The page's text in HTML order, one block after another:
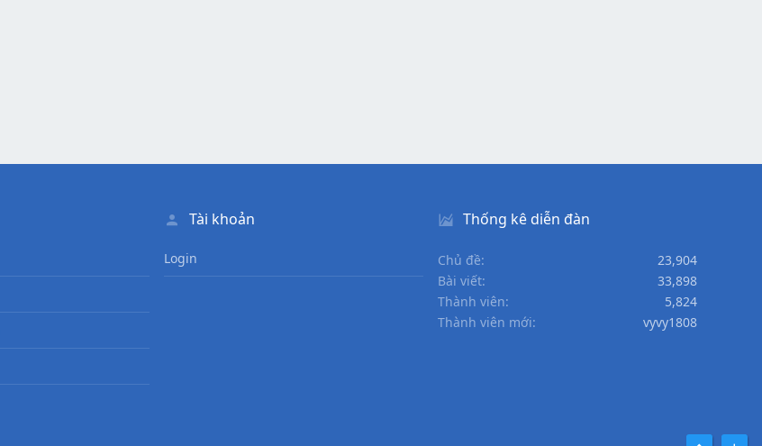
Tài khoản
Login
Thống kê diễn đàn
Chủ đề
23,904
Bài viết
33,898
Thành viên
5,824
Thành viên mới
vyvy1808